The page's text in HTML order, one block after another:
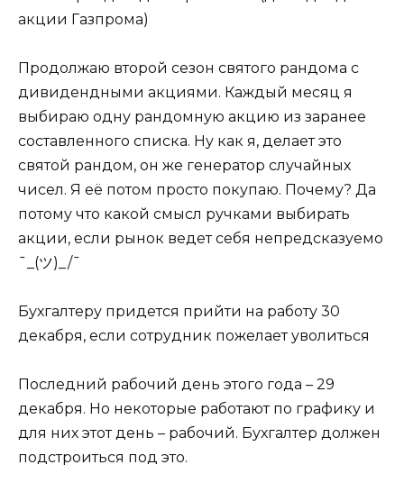
акции Газпрома)
Продолжаю второй сезон святого рандома с
дивидендными акциями. Каждый месяц я
выбираю одну рандомную акцию из заранее
составленного списка. Ну как я, делает это
святой рандом, он же генератор случайных
чисел. Я её потом просто покупаю. Почему? Да
потому что какой смысл ручками выбирать
акции, если рынок ведет себя непредсказуемо
¯_(ツ)_/¯
Бухгалтеру придется прийти на работу 30
декабря, если сотрудник пожелает уволиться
Последний рабочий день этого года – 29
декабря. Но некоторые работают по графику и
для них этот день – рабочий. Бухгалтер должен
подстроиться под это.